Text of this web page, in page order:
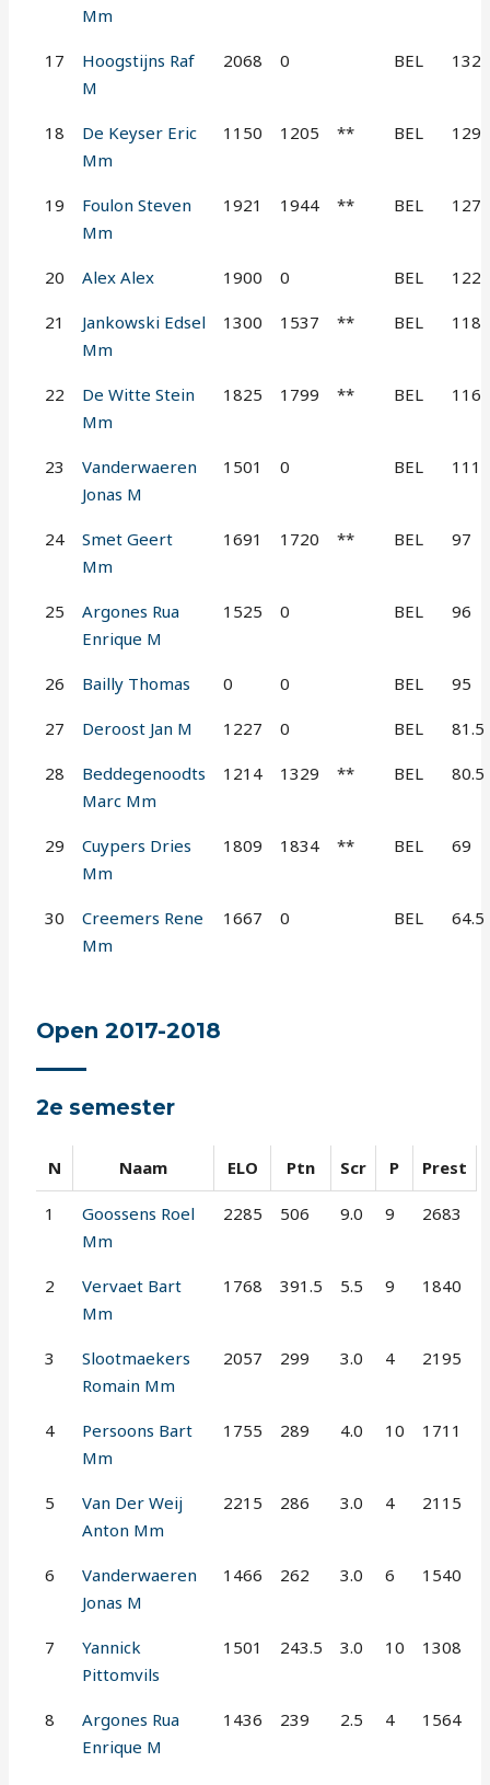
Mm
17
Hoogstijns Raf
M
2068 0 BEL 132
18
De Keyser Eric
Mm
1150 1205 ** BEL 129
19
Foulon Steven
Mm
1921 1944 ** BEL 127
20 Alex Alex 1900 0 BEL 122
21
Jankowski Edsel
Mm
1300 1537 ** BEL 118
22
De Witte Stein
Mm
1825 1799 ** BEL 116
23
Vanderwaeren
Jonas M
1501 0 BEL 111
24
Smet Geert
Mm
1691 1720 ** BEL 97
25
Argones Rua
Enrique M
1525 0 BEL 96
26 Bailly Thomas 0 0 BEL 95
27 Deroost Jan M 1227 0 BEL 81.5
28
Beddegenoodts
Marc Mm
1214 1329 ** BEL 80.5
29
Cuypers Dries
Mm
1809 1834 ** BEL 69
30
Creemers Rene
Mm
1667 0 BEL 64.5
Open 2017-2018
2e semester
N Naam ELO Ptn Scr P Prest
1
Goossens Roel
Mm
2285 506 9.0 9 2683
2
Vervaet Bart
Mm
1768 391.5 5.5 9 1840
3
Slootmaekers
Romain Mm
2057 299 3.0 4 2195
4
Persoons Bart
Mm
1755 289 4.0 10 1711
5
Van Der Weij
Anton Mm
2215 286 3.0 4 2115
6
Vanderwaeren
Jonas M
1466 262 3.0 6 1540
7
Yannick
Pittomvils
1501 243.5 3.0 10 1308
8
Argones Rua
Enrique M
1436 239 2.5 4 1564